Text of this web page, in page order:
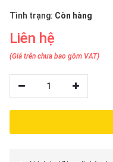
Tình trạng: Còn hàng
Liên hệ
(Giá trên chưa bao gồm VAT)
1